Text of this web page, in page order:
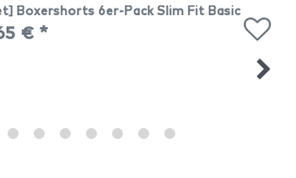
Boxershorts 6er-Pack Slim Fit Basic
€ *